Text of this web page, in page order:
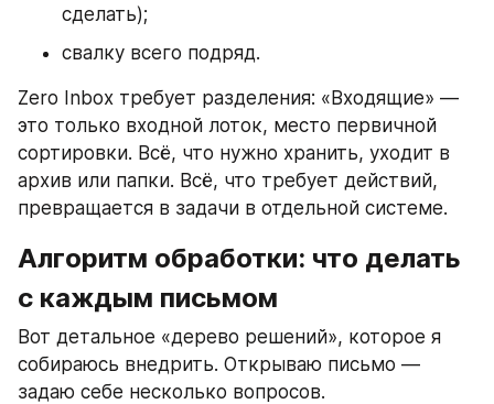
сделать);
свалку всего подряд.
Zero Inbox требует разделения: «Входящие» —
это только входной лоток, место первичной
сортировки. Всё, что нужно хранить, уходит в
архив или папки. Всё, что требует действий,
превращается в задачи в отдельной системе.
Алгоритм обработки: что делать
с каждым письмом
Вот детальное «дерево решений», которое я
собираюсь внедрить. Открываю письмо —
задаю себе несколько вопросов.